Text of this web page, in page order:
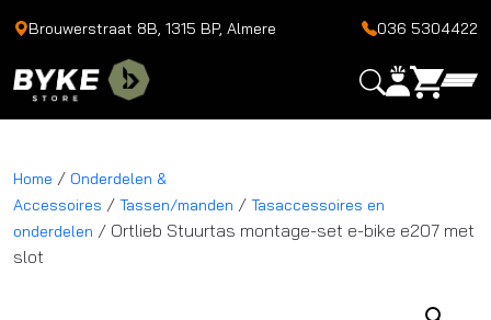
Brouwerstraat 8B, 1315 BP, Almere 036 5304422
Home / Onderdelen &
Accessoires / Tassen/manden / Tasaccessoires en
onderdelen / Ortlieb Stuurtas montage-set e-bike e207 met
slot